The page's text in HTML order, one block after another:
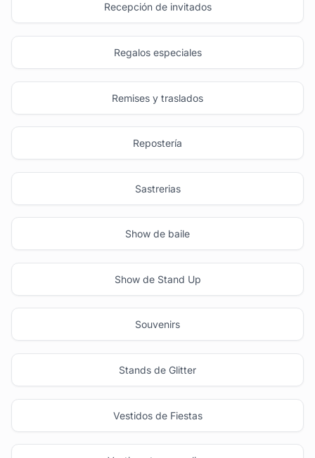
Recepción de invitados
Regalos especiales
Remises y traslados
Repostería
Sastrerias
Show de baile
Show de Stand Up
Souvenirs
Stands de Glitter
Vestidos de Fiestas